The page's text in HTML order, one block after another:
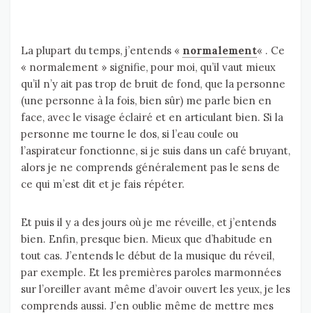
La plupart du temps, j’entends « normalement« . Ce
« normalement » signifie, pour moi, qu’il vaut mieux
qu’il n’y ait pas trop de bruit de fond, que la personne
(une personne à la fois, bien sûr) me parle bien en
face, avec le visage éclairé et en articulant bien. Si la
personne me tourne le dos, si l’eau coule ou
l’aspirateur fonctionne, si je suis dans un café bruyant,
alors je ne comprends généralement pas le sens de
ce qui m’est dit et je fais répéter.
Et puis il y a des jours où je me réveille, et j’entends
bien. Enfin, presque bien. Mieux que d’habitude en
tout cas. J’entends le début de la musique du réveil,
par exemple. Et les premières paroles marmonnées
sur l’oreiller avant même d’avoir ouvert les yeux, je les
comprends aussi. J’en oublie même de mettre mes